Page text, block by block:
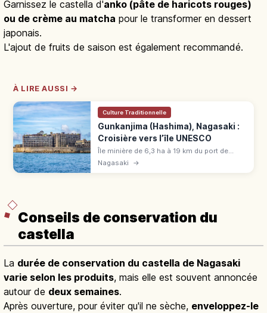
Garnissez le castella d'anko (pâte de haricots rouges)
ou de crème au matcha pour le transformer en dessert
japonais.
L'ajout de fruits de saison est également recommandé.
À LIRE AUSSI →
Culture Traditionnelle
Gunkanjima (Hashima), Nagasaki :
Croisière vers l’île UNESCO
Île minière de 6,3 ha à 19 km du port de
Nagasaki, dite « île cuirassé » Hashima.
Classée UNESCO en 2015 (révolution
Nagasaki →
Conseils de conservation du
castella
La durée de conservation du castella de Nagasaki
varie selon les produits, mais elle est souvent annoncée
autour de deux semaines.
Après ouverture, pour éviter qu'il ne sèche, enveloppez-le